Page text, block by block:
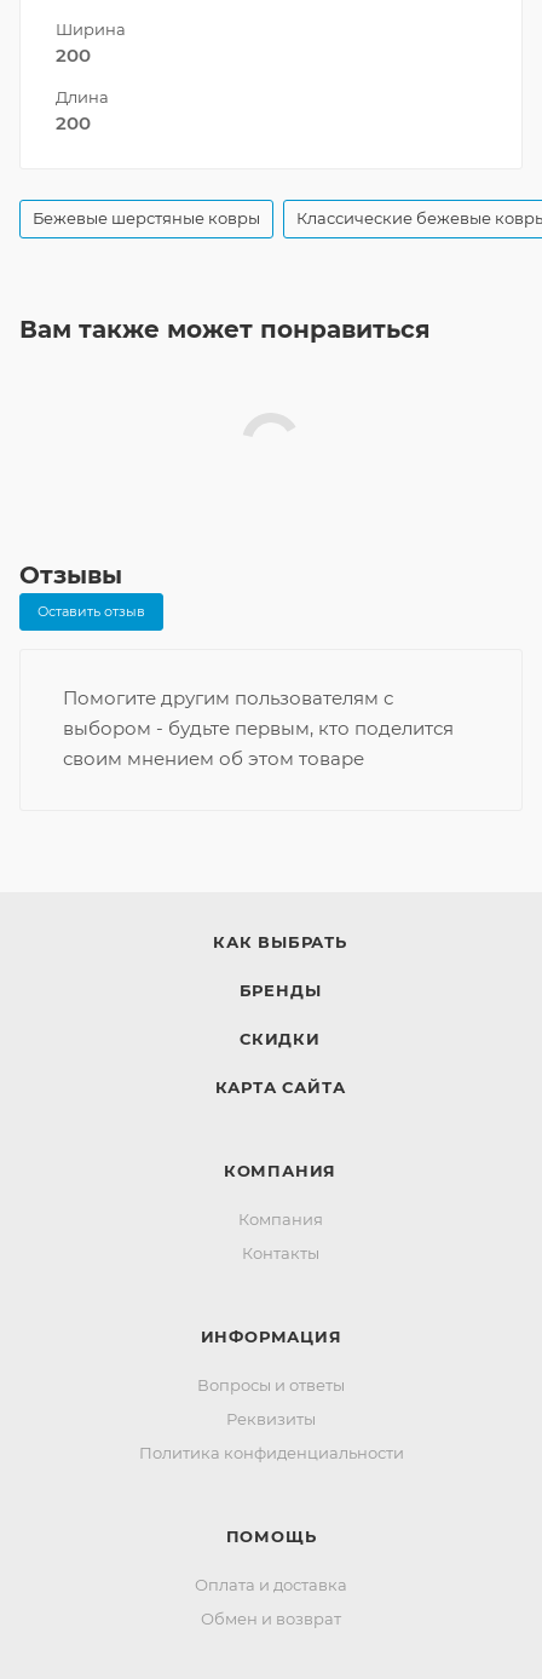
Ширина
200
Длина
200
Бежевые шерстяные ковры Классические бежевые
Вам также может понравиться
Отзывы
Оставить отзыв
Помогите другим пользователям с
выбором - будьте первым, кто поделится
своим мнением об этом товаре
КАК ВЫБРАТЬ
БРЕНДЫ
СКИДКИ
КАРТА САЙТА
КОМПАНИЯ
Компания
Контакты
ИНФОРМАЦИЯ
Вопросы и ответы
Реквизиты
Политика конфиденциальности
ПОМОЩЬ
Оплата и доставка
Обмен и возврат